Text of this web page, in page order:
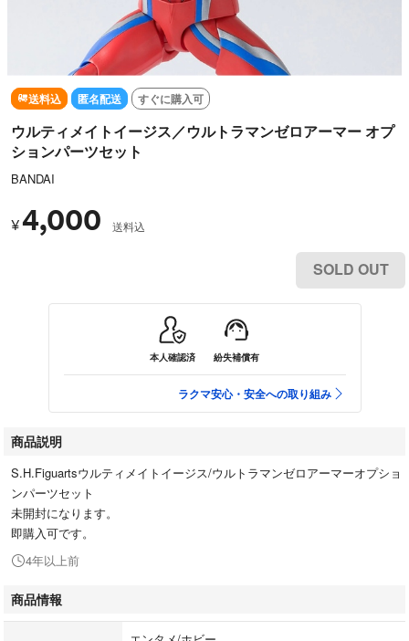
送料込 匿名配送 すぐに購入可
ウルティメイトイージス／ウルトラマンゼロアーマー オプ
ションパーツセット
BANDAI
¥4,000 送料込
SOLD OUT
本人確認済 紛失補償有
ラクマ安心・安全への取り組み
商品説明
S.H.Figuartsウルティメイトイージス/ウルトラマンゼロアーマーオプショ
ンパーツセット
未開封になります。
即購入可です。
4年以上前
商品情報